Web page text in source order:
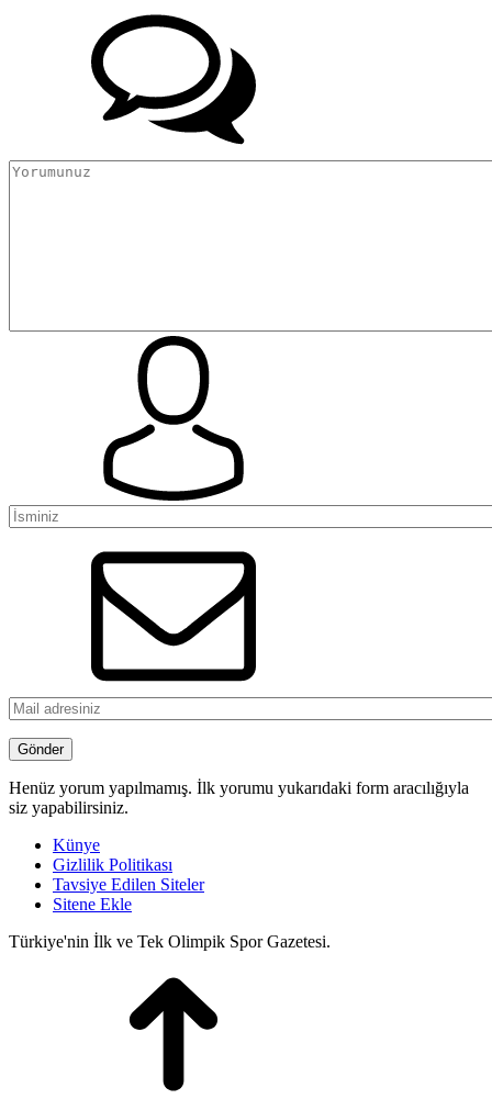
Henüz yorum yapılmamış. İlk yorumu yukarıdaki form aracılığıyla
siz yapabilirsiniz.
Künye
Gizlilik Politikası
Tavsiye Edilen Siteler
Sitene Ekle
Türkiye'nin İlk ve Tek Olimpik Spor Gazetesi.